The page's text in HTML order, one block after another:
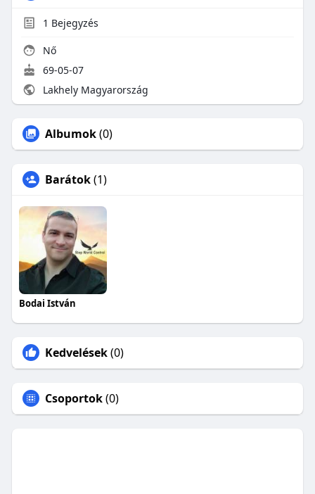
1 Bejegyzés
Nő
69-05-07
Lakhely Magyarország
Albumok(0)
Barátok(1)
Bodai István
Kedvelések(0)
Csoportok(0)